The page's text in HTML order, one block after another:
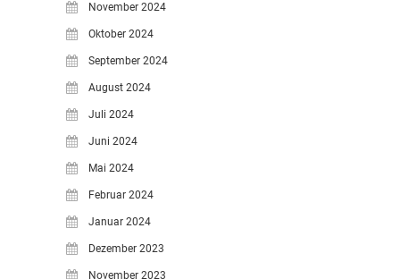
November 2024
Oktober 2024
September 2024
August 2024
Juli 2024
Juni 2024
Mai 2024
Februar 2024
Januar 2024
Dezember 2023
November 2023